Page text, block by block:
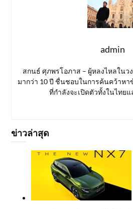
admin
สกนธ์ ศุภพรโอภาส – ผู้หลงไหลใน
มากว่า 10 ปี ชื่นชอบในการค้นคว้าห
ที่กำลังจะเปิดตัวทั้งในไทย
ข่าวล่าสุด